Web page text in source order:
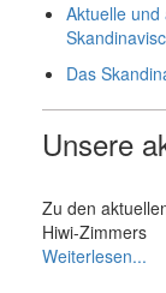
Aktuelle
Das
Unsere
Zu den
Hiwi-Zimmers
Weiterlesen...